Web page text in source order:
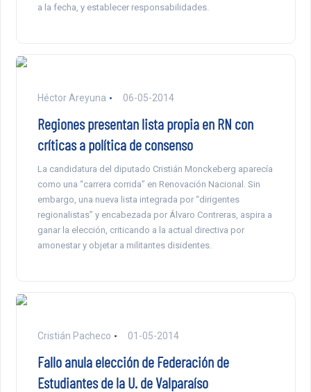
a la fecha, y establecer responsabilidades.
Héctor Areyuna 06-05-2014
Regiones presentan lista propia en RN con
críticas a política de consenso
La candidatura del diputado Cristián Monckeberg aparecía
como una “carrera corrida” en Renovación Nacional. Sin
embargo, una nueva lista integrada por “dirigentes
regionalistas” y encabezada por Álvaro Contreras, aspira a
ganar la elección, criticando a la actual directiva por
amonestar y objetar a militantes disidentes.
Cristián Pacheco 01-05-2014
Fallo anula elección de Federación de
Estudiantes de la U. de Valparaíso